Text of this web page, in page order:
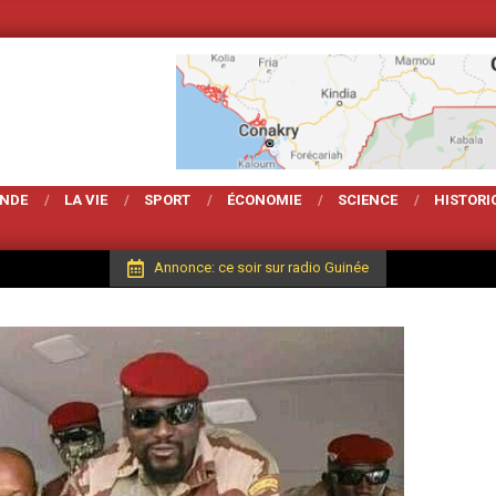
Votre Magarzine
LA VIE SPORT ÉCONOMIE SCIENCE
Annonce: ce soir sur radio Guinée